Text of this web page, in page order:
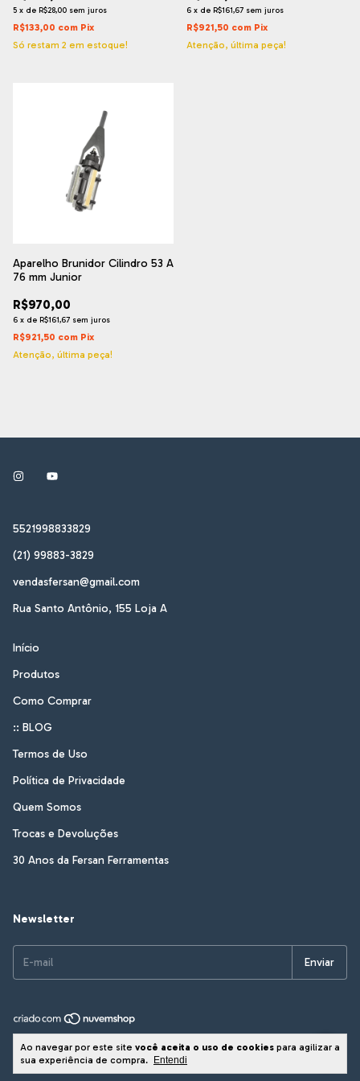
Ao navegar por este site você aceita o uso de cookies para agilizar a
sua experiência de compra.
Entendi
5 x de R$28,00 sem juros
R$133,00 com Pix
Só restam 2 em estoque!
6 x de R$161,67 sem juros
R$921,50 com Pix
Atenção, última peça!
Aparelho Brunidor Cilindro 53 A
76 mm Junior
R$970,00
6 x de R$161,67 sem juros
R$921,50 com Pix
Atenção, última peça!
5521998833829
(21) 99883-3829
vendasfersan@gmail.com
Rua Santo Antônio, 155 Loja A
Início
Produtos
Como Comprar
:: BLOG
Termos de Uso
Política de Privacidade
Quem Somos
Trocas e Devoluções
30 Anos da Fersan Ferramentas
Newsletter
Copyright Fersan Ferramentas - 01172837000180 - 2026. Todos os direitos
reservados.